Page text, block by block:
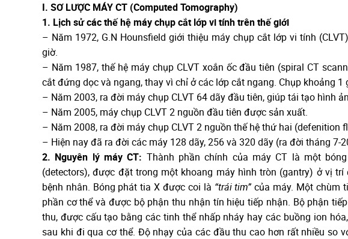
I. SƠ LƯỢC MÁY CT (Computed Tomography)
1. Lịch sử các thế hệ máy chụp cắt lớp vi tính trên thế giới
– Năm 1972, G.N Hounsfield giới thiệu máy chụp cắt lớp vi tính
giờ.
– Năm 1987, thế hệ máy chụp CLVT xoắn ốc đầu tiên (spiral CT
cắt đứng dọc và ngang, thay vì chỉ ở các lớp cắt ngang. Chụp khoảng 1
– Năm 2003, ra đời máy chụp CLVT 64 dãy đầu tiên, giúp tái tạo hình
– Năm 2005, máy chụp CLVT 2 nguồn đầu tiên được sản xuất.
– Năm 2008, ra đời máy chụp CLVT 2 nguồn thế hệ thứ hai (defenition
– Hiện nay đã ra đời các máy 128 dãy, 256 và 320 dãy (ra đời tháng 7-
2. Nguyên lý máy CT: Thành phần chính của máy CT là một
(detectors), được đặt trong một khoang máy hình tròn (gantry) ở vị
bệnh nhân. Bóng phát tia X được coi là “trái tim” của máy. Một chùm
phần cơ thể và được bộ phận thu nhận tín hiệu tiếp nhận. Bộ phận
thu, được cấu tạo bằng các tinh thể nhấp nháy hay các buồng ion
sau khi đi qua cơ thể. Độ nhạy của các đầu thu cao hơn rất nhiều so